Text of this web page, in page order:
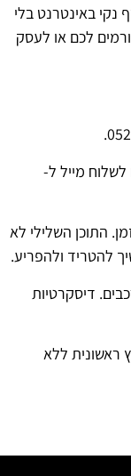
נקי באינטרנט בלי
לכם או לעסק
מייל ל-
התוכן השלילי לא
להטריד ולהפריע.
דיסקרטיות
ראשונית ללא